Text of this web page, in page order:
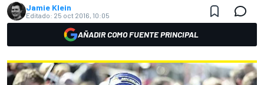
Jamie Klein
Editado: 25 oct 2016, 10:05
AÑADIR COMO FUENTE PRINCIPAL